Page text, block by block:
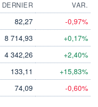
DERNIER
VAR.
82,27 -0,97%
8 714,93 +0,17%
4 342,26 +2,40%
133,11 +15,83%
74,09 -0,60%